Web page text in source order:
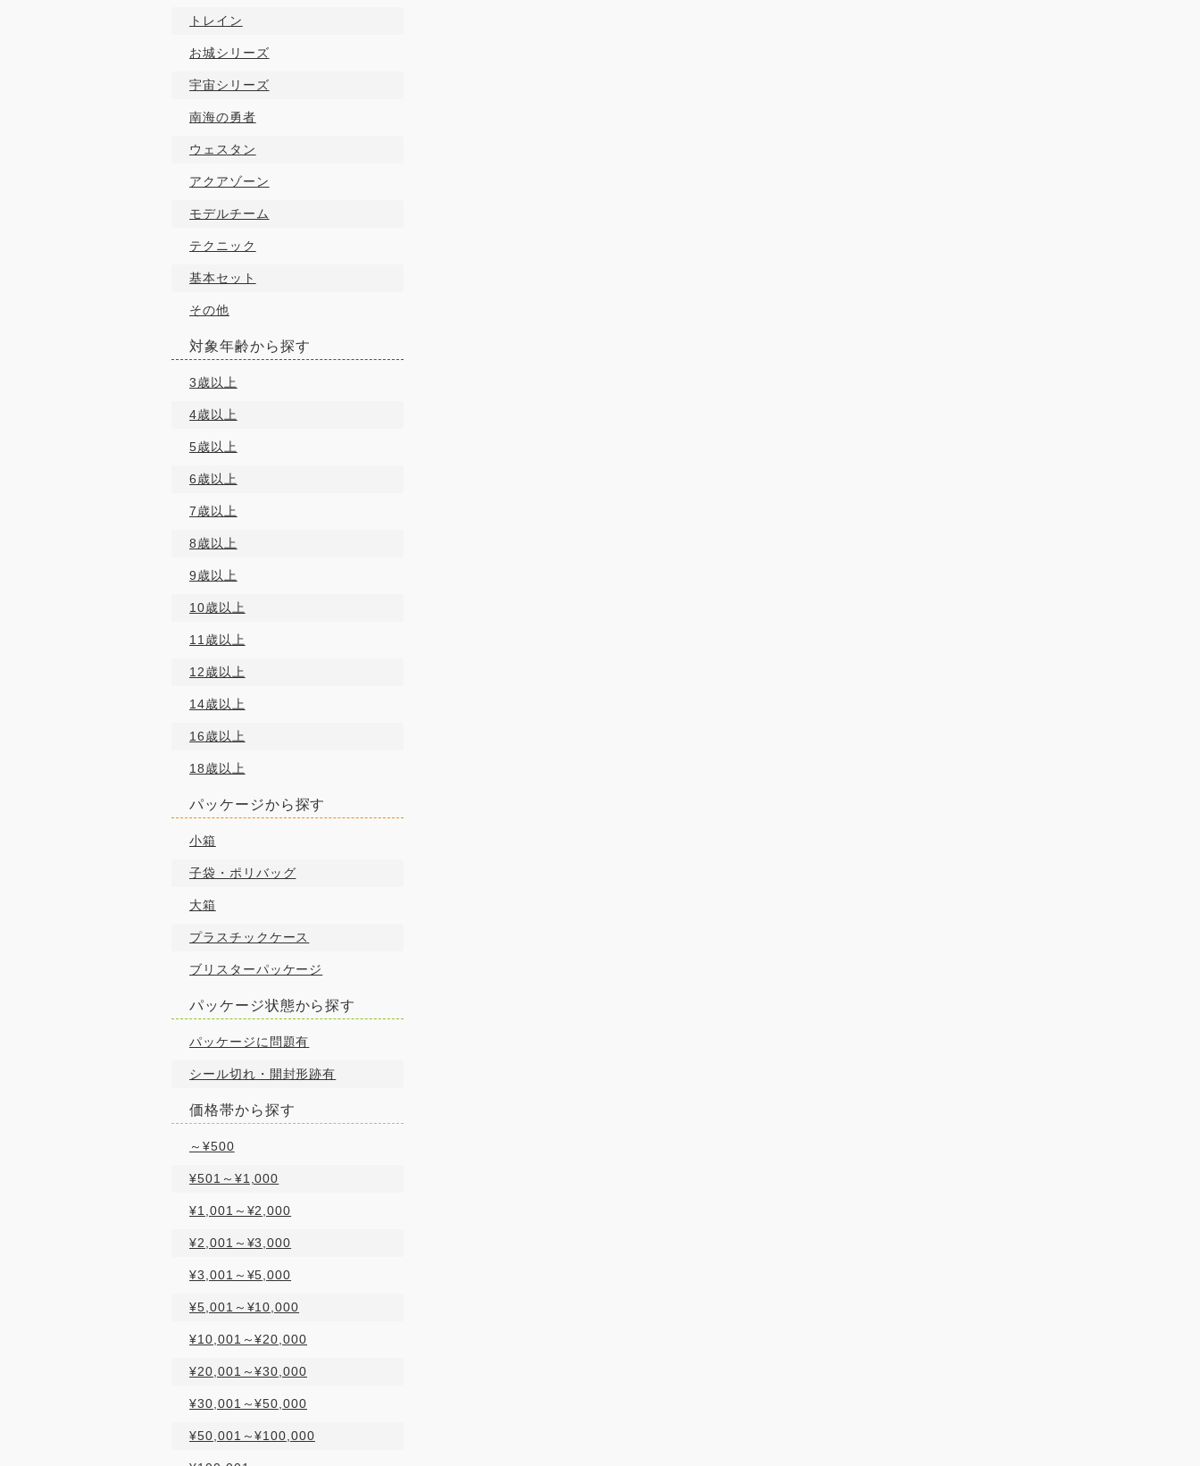
トレイン
お城シリーズ
宇宙シリーズ
南海の勇者
ウェスタン
アクアゾーン
モデルチーム
テクニック
基本セット
その他
対象年齢から探す
3歳以上
4歳以上
5歳以上
6歳以上
7歳以上
8歳以上
9歳以上
10歳以上
11歳以上
12歳以上
14歳以上
16歳以上
18歳以上
パッケージから探す
小箱
子袋・ポリバッグ
大箱
プラスチックケース
ブリスターパッケージ
パッケージ状態から探す
パッケージに問題有
シール切れ・開封形跡有
価格帯から探す
～¥500
¥501～¥1,000
¥1,001～¥2,000
¥2,001～¥3,000
¥3,001～¥5,000
¥5,001～¥10,000
¥10,001～¥20,000
¥20,001～¥30,000
¥30,001～¥50,000
¥50,001～¥100,000